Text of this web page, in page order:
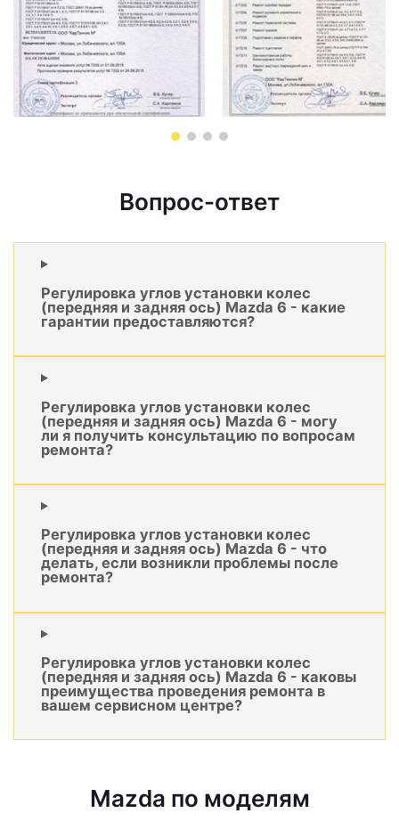
Вопрос-ответ
Регулировка углов установки колес
(передняя и задняя ось) Mazda 6 - какие
гарантии предоставляются?
Регулировка углов установки колес
(передняя и задняя ось) Mazda 6 - могу
ли я получить консультацию по вопросам
ремонта?
Регулировка углов установки колес
(передняя и задняя ось) Mazda 6 - что
делать, если возникли проблемы после
ремонта?
Регулировка углов установки колес
(передняя и задняя ось) Mazda 6 - каковы
преимущества проведения ремонта в
вашем сервисном центре?
Mazda по моделям